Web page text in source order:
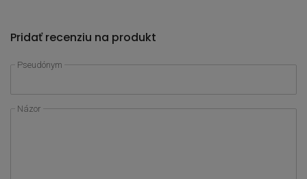
Pridať recenziu na produkt
Pseudónym
Názor